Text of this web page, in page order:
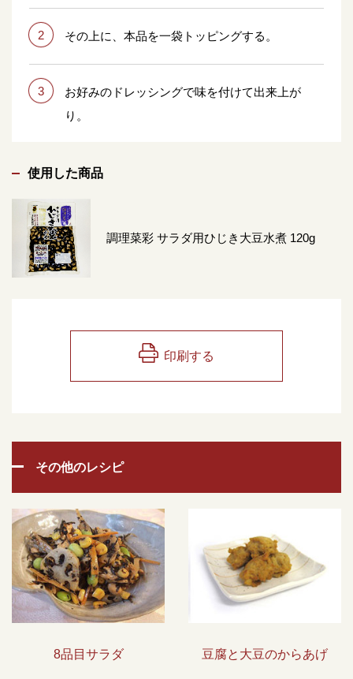
2 その上に、本品を一袋トッピングする。
3
お好みのドレッシングで味を付けて出来上が
り。
使用した商品
調理菜彩 サラダ用ひじき大豆水煮 120g
印刷する
その他のレシピ
8品目サラダ 豆腐と大豆のからあげ